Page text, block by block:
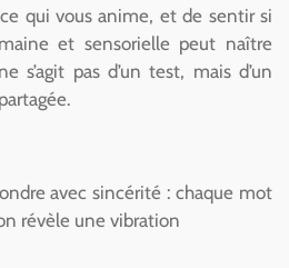
qui vous anime, et de sentir si
et sensorielle peut naître
s’agit pas d’un test, mais d’un
avec sincérité : chaque mot
révèle une vibration